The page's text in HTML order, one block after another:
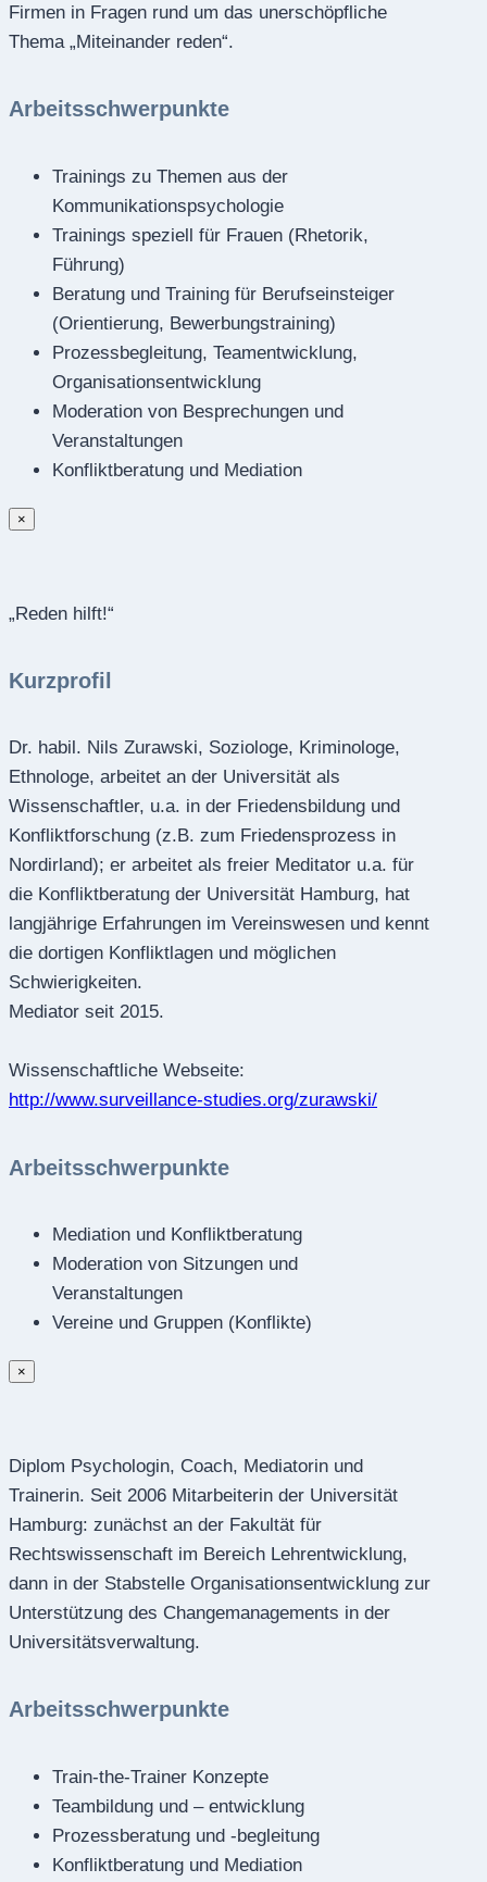
Firmen in Fragen rund um das unerschöpfliche
Thema „Miteinander reden“.
Arbeitsschwerpunkte
Trainings zu Themen aus der
Kommunikationspsychologie
Trainings speziell für Frauen (Rhetorik,
Führung)
Beratung und Training für Berufseinsteiger
(Orientierung, Bewerbungstraining)
Prozessbegleitung, Teamentwicklung,
Organisationsentwicklung
Moderation von Besprechungen und
Veranstaltungen
Konfliktberatung und Mediation
×
„Reden hilft!“
Kurzprofil
Dr. habil. Nils Zurawski, Soziologe, Kriminologe,
Ethnologe, arbeitet an der Universität als
Wissenschaftler, u.a. in der Friedensbildung und
Konfliktforschung (z.B. zum Friedensprozess in
Nordirland); er arbeitet als freier Meditator u.a. für
die Konfliktberatung der Universität Hamburg, hat
langjährige Erfahrungen im Vereinswesen und kennt
die dortigen Konfliktlagen und möglichen
Schwierigkeiten.
Mediator seit 2015.
Wissenschaftliche Webseite:
http://www.surveillance-studies.org/zurawski/
Arbeitsschwerpunkte
Mediation und Konfliktberatung
Moderation von Sitzungen und
Veranstaltungen
Vereine und Gruppen (Konflikte)
×
Diplom Psychologin, Coach, Mediatorin und
Trainerin. Seit 2006 Mitarbeiterin der Universität
Hamburg: zunächst an der Fakultät für
Rechtswissenschaft im Bereich Lehrentwicklung,
dann in der Stabstelle Organisationsentwicklung zur
Unterstützung des Changemanagements in der
Universitätsverwaltung.
Arbeitsschwerpunkte
Train-the-Trainer Konzepte
Teambildung und – entwicklung
Prozessberatung und -begleitung
Konfliktberatung und Mediation